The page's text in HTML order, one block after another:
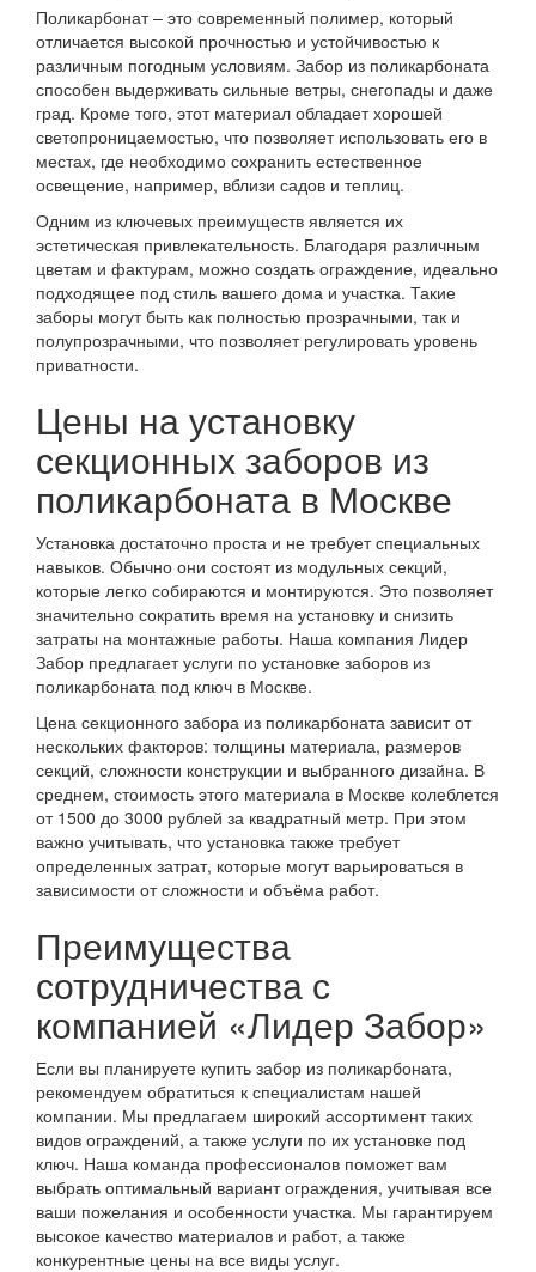
Поликарбонат – это современный полимер, который
отличается высокой прочностью и устойчивостью к
различным погодным условиям. Забор из поликарбоната
способен выдерживать сильные ветры, снегопады и даже
град. Кроме того, этот материал обладает хорошей
светопроницаемостью, что позволяет использовать его в
местах, где необходимо сохранить естественное
освещение, например, вблизи садов и теплиц.
Одним из ключевых преимуществ является их
эстетическая привлекательность. Благодаря различным
цветам и фактурам, можно создать ограждение, идеально
подходящее под стиль вашего дома и участка. Такие
заборы могут быть как полностью прозрачными, так и
полупрозрачными, что позволяет регулировать уровень
приватности.
Цены на установку
секционных заборов из
поликарбоната в Москве
Установка достаточно проста и не требует специальных
навыков. Обычно они состоят из модульных секций,
которые легко собираются и монтируются. Это позволяет
значительно сократить время на установку и снизить
затраты на монтажные работы. Наша компания Лидер
Забор предлагает услуги по установке заборов из
поликарбоната под ключ в Москве.
Цена секционного забора из поликарбоната зависит от
нескольких факторов: толщины материала, размеров
секций, сложности конструкции и выбранного дизайна. В
среднем, стоимость этого материала в Москве колеблется
от 1500 до 3000 рублей за квадратный метр. При этом
важно учитывать, что установка также требует
определенных затрат, которые могут варьироваться в
зависимости от сложности и объёма работ.
Преимущества
сотрудничества с
компанией «Лидер Забор»
Если вы планируете купить забор из поликарбоната,
рекомендуем обратиться к специалистам нашей
компании. Мы предлагаем широкий ассортимент таких
видов ограждений, а также услуги по их установке под
ключ. Наша команда профессионалов поможет вам
выбрать оптимальный вариант ограждения, учитывая все
ваши пожелания и особенности участка. Мы гарантируем
высокое качество материалов и работ, а также
конкурентные цены на все виды услуг.